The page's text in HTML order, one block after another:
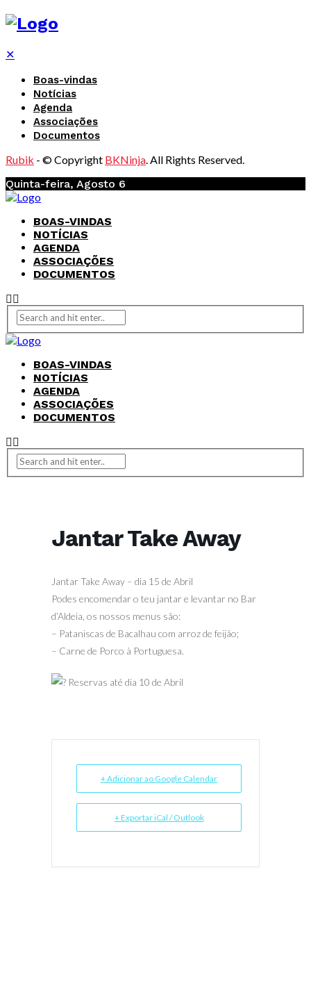
✕
Boas-vindas
Notícias
Agenda
Associações
Documentos
Rubik - © Copyright BKNinja. All Rights Reserved.
Quinta-feira, Agosto 6
BOAS-VINDAS
NOTÍCIAS
AGENDA
ASSOCIAÇÕES
DOCUMENTOS
BOAS-VINDAS
NOTÍCIAS
AGENDA
ASSOCIAÇÕES
DOCUMENTOS
Jantar Take Away
Jantar Take Away – dia 15 de Abril
Podes encomendar o teu jantar e levantar no Bar
d’Aldeia, os nossos menus são:
– Pataniscas de Bacalhau com arroz de feijão;
– Carne de Porco à Portuguesa.
Reservas até dia 10 de Abril
+ Adicionar ao Google Calendar
+ Exportar iCal / Outlook